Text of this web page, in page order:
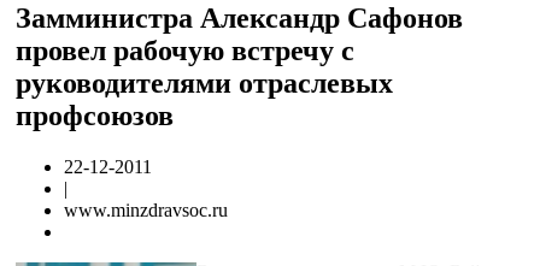
Замминистра Александр Сафонов
провел рабочую встречу с
руководителями отраслевых
профсоюзов
22-12-2011
|
www.minzdravsoc.ru